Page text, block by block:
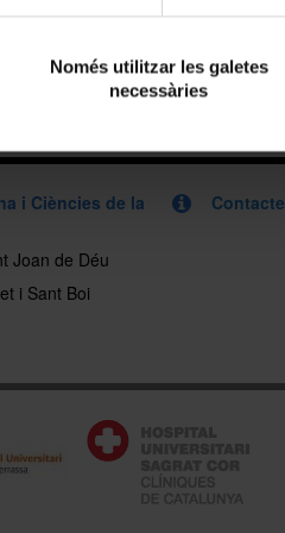
Només utilitzar les galetes
necessàries
i Ciències de la
Joan de Déu
i Sant Boi
Contacte